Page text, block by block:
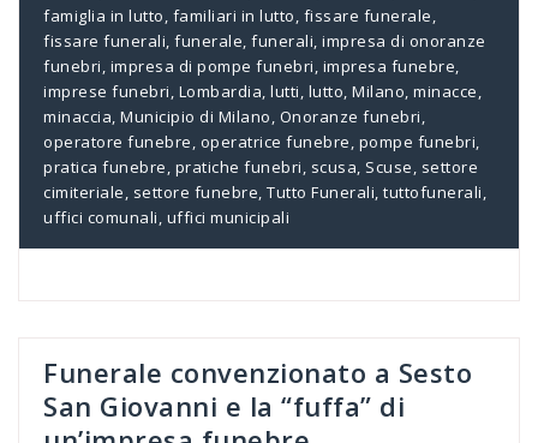
famiglia in lutto, familiari in lutto, fissare funerale,
fissare funerali, funerale, funerali, impresa di onoranze
funebri, impresa di pompe funebri, impresa funebre,
imprese funebri, Lombardia, lutti, lutto, Milano, minacce,
minaccia, Municipio di Milano, Onoranze funebri,
operatore funebre, operatrice funebre, pompe funebri,
pratica funebre, pratiche funebri, scusa, Scuse, settore
cimiteriale, settore funebre, Tutto Funerali, tuttofunerali,
uffici comunali, uffici municipali
Funerale convenzionato a Sesto
San Giovanni e la “fuffa” di